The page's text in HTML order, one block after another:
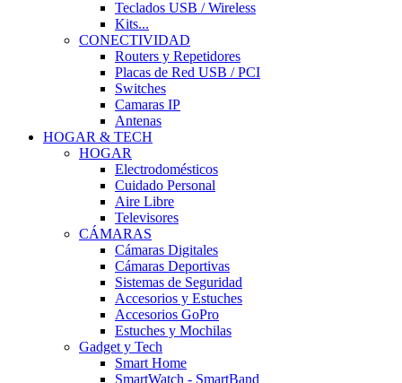
Teclados USB / Wireless
Kits...
CONECTIVIDAD
Routers y Repetidores
Placas de Red USB / PCI
Switches
Camaras IP
Antenas
HOGAR & TECH
HOGAR
Electrodomésticos
Cuidado Personal
Aire Libre
Televisores
CÁMARAS
Cámaras Digitales
Cámaras Deportivas
Sistemas de Seguridad
Accesorios y Estuches
Accesorios GoPro
Estuches y Mochilas
Gadget y Tech
Smart Home
SmartWatch - SmartBand